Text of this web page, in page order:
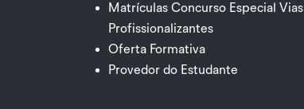
Matrículas Concurso Especial Vias
Profissionalizantes
Oferta Formativa
Provedor do Estudante